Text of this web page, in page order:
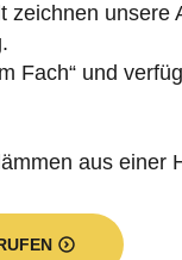
zeichnen unsere
Fach“ und
aus einer